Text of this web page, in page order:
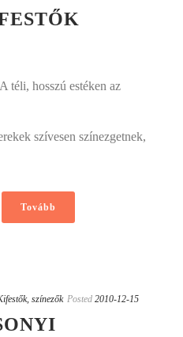
A téli, hosszú estéken az
szívesen színezgetnek,
Tovább
színezők Posted 2010-12-15